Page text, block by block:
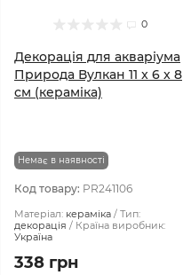
0
Декорація для акваріума
Природа Вулкан 11 x 6 x 8
см (кераміка)
Немає в наявності
Код товару: PR241106
Матеріал: кераміка
Тип:
декорація
Країна виробник:
Україна
338 грн